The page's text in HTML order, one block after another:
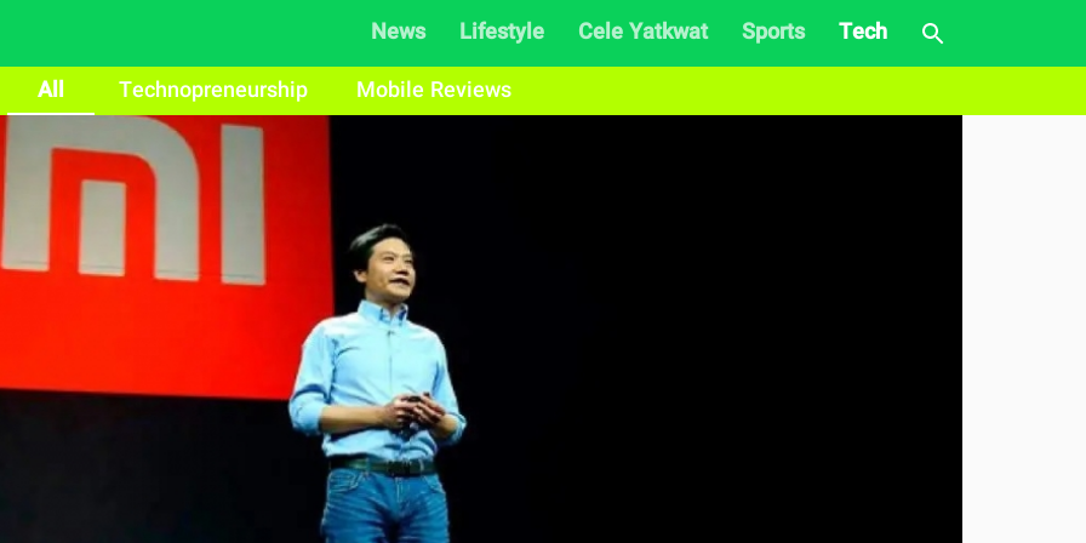
News Lifestyle Cele Yatkwat Sports
Tech
All
Technopreneurship Mobile Reviews